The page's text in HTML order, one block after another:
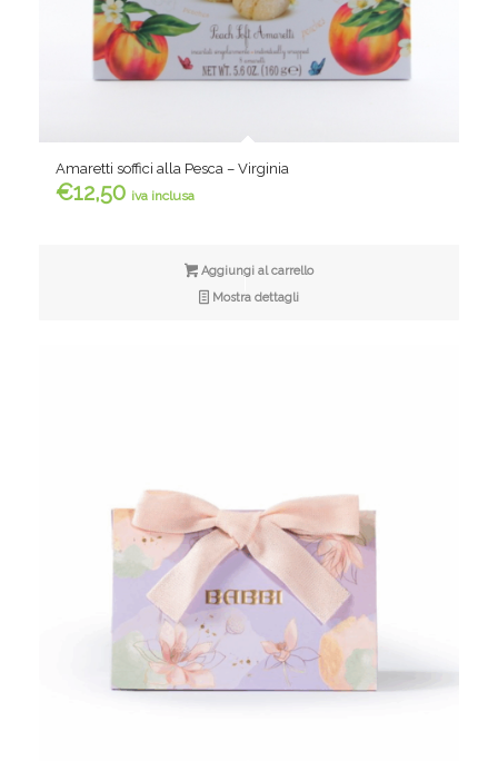
Amaretti soffici alla Pesca – Virginia
€12,50 iva inclusa
Aggiungi al carrello
Mostra dettagli